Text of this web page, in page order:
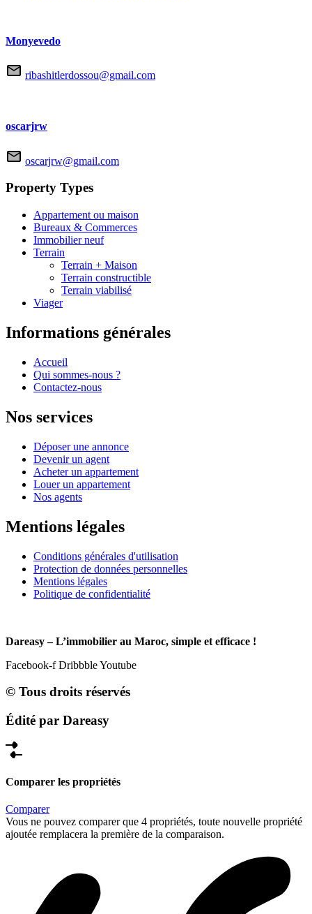
Monyevedo
ribashitlerdossou@gmail.com
oscarjrw
oscarjrw@gmail.com
Property Types
Appartement ou maison
Bureaux & Commerces
Immobilier neuf
Terrain
Terrain + Maison
Terrain constructible
Terrain viabilisé
Viager
Informations générales
Accueil
Qui sommes-nous ?
Contactez-nous
Nos services
Déposer une annonce
Devenir un agent
Acheter un appartement
Louer un appartement
Nos agents
Mentions légales
Conditions générales d'utilisation
Protection de données personnelles
Mentions légales
Politique de confidentialité
Dareasy – L’immobilier au Maroc, simple et efficace !
Facebook-f DribbbleYoutube
© Tous droits réservés
Édité par Dareasy
Comparer les propriétés
Comparer
Vous ne pouvez comparer que 4 propriétés, toute nouvelle propriété
ajoutée remplacera la première de la comparaison.